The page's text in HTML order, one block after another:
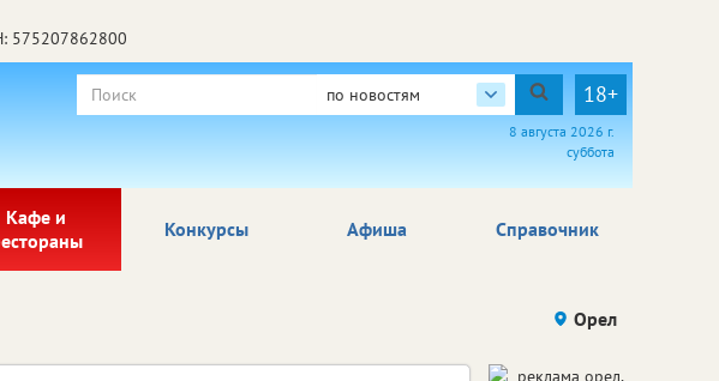
575207862800
по новостям 18+
8 августа 2026 г.
суббота
Кафе и
Афиша Справочник
Конкурсы
Орел